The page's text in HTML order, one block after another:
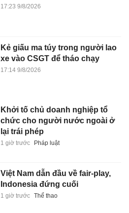
17:23 9/8/2026
Kẻ giấu ma túy trong người lao
xe vào CSGT để tháo chạy
17:14 9/8/2026
Khởi tố chủ doanh nghiệp tổ
chức cho người nước ngoài ở
lại trái phép
1 giờ trước Pháp luật
Việt Nam dẫn đầu về fair-play,
Indonesia đứng cuối
1 giờ trước Thể thao